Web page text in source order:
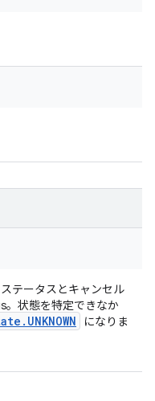
テータスとキャンセル
状態を特定できなか
. UNKNOWN
になりま